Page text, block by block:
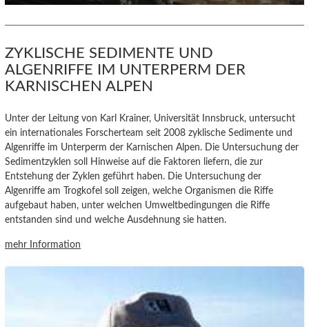
ZYKLISCHE SEDIMENTE UND
ALGENRIFFE IM UNTERPERM DER
KARNISCHEN ALPEN
Unter der Leitung von Karl Krainer, Universität Innsbruck, untersucht
ein internationales Forscherteam seit 2008zyklische Sedimente und
Algenriffe im Unterpermder Karnischen Alpen. Die Untersuchung der
Sedimentzyklen soll Hinweise auf die Faktoren liefern, die zur
Entstehung der Zyklen geführt haben. Die Untersuchung der
Algenriffe am Trogkofel soll zeigen, welche Organismen die Riffe
aufgebaut haben, unter welchen Umweltbedingungen die Riffe
entstanden sind und welche Ausdehnung sie hatten.
mehr Information